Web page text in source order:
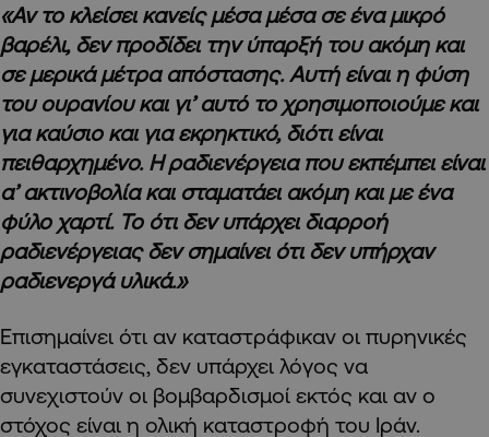
«Αν το κλείσει κανείς μέσα μέσα σε ένα μικρό
βαρέλι, δεν προδίδει την ύπαρξή του ακόμη και
σε μερικά μέτρα απόστασης. Αυτή είναι η φύση
του ουρανίου και γι’ αυτό το χρησιμοποιούμε και
για καύσιο και για εκρηκτικό, διότι είναι
πειθαρχημένο. Η ραδιενέργεια που εκπέμπει είναι
α’ ακτινοβολία και σταματάει ακόμη και με ένα
φύλο χαρτί. Το ότι δεν υπάρχει διαρροή
ραδιενέργειας δεν σημαίνει ότι δεν υπήρχαν
ραδιενεργά υλικά.»
Επισημαίνει ότι αν καταστράφικαν οι πυρηνικές
εγκαταστάσεις, δεν υπάρχει λόγος να
συνεχιστούν οι βομβαρδισμοί εκτός και αν ο
στόχος είναι η ολική καταστροφή του Ιράν.